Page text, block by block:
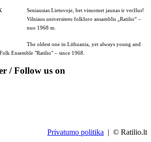
Seniausias Lietuvoje, bet visuomet jaunas ir veržlus!
Vilniaus universiteto folkloro ansamblis „Ratilio“ –
nuo 1968 m.
The oldest one in Lithuania, yet always young and
Ensemble "Ratilio" – since 1968.
/ Follow us on
Privatumo politika | © Ratilio.lt